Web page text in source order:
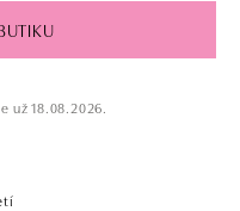
18.08.2026.